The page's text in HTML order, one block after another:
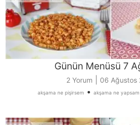
Günün Menüsü 7
2 Yorum 06 Ağustos
akşama ne pişirsem • akşama ne yapsam